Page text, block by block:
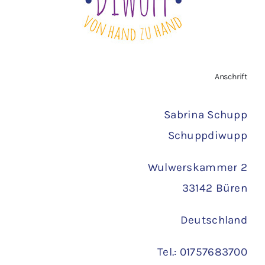
Anschrift
Sabrina Schupp
Schuppdiwupp
Wulwerskammer 2
33142 Büren
Deutschland
Tel.: 01757683700